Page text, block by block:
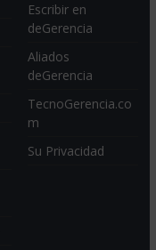
Escribir en
deGerencia
Aliados
deGerencia
TecnoGerencia.co
m
Su Privacidad